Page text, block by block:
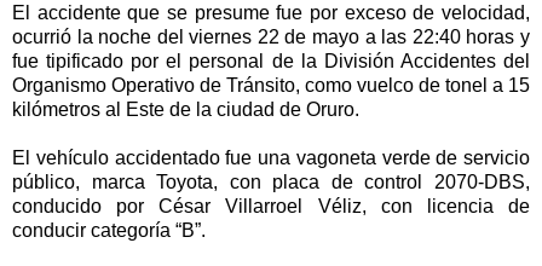
El accidente que se presume fue por exceso de velocidad,
ocurrió la noche del viernes 22 de mayo a las 22:40 horas y
fue tipificado por el personal de la División Accidentes del
Organismo Operativo de Tránsito, como vuelco de tonel a 15
kilómetros al Este de la ciudad de Oruro.
El vehículo accidentado fue una vagoneta verde de servicio
público, marca Toyota, con placa de control 2070-DBS,
conducido por César Villarroel Véliz, con licencia de
conducir categoría “B”.